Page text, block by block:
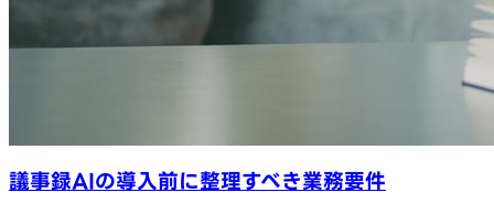
議事録AIの導入前に整理すべき業務要件